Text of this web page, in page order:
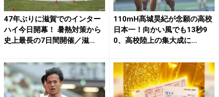
47年ぶりに滋賀でのインター
ハイ今日開幕！ 暑熱対策から
史上最長の7日間開催／滋...
110mH髙城昊紀が念願の高校
日本一！向かい風でも13秒9
0、高校陸上の集大成に...